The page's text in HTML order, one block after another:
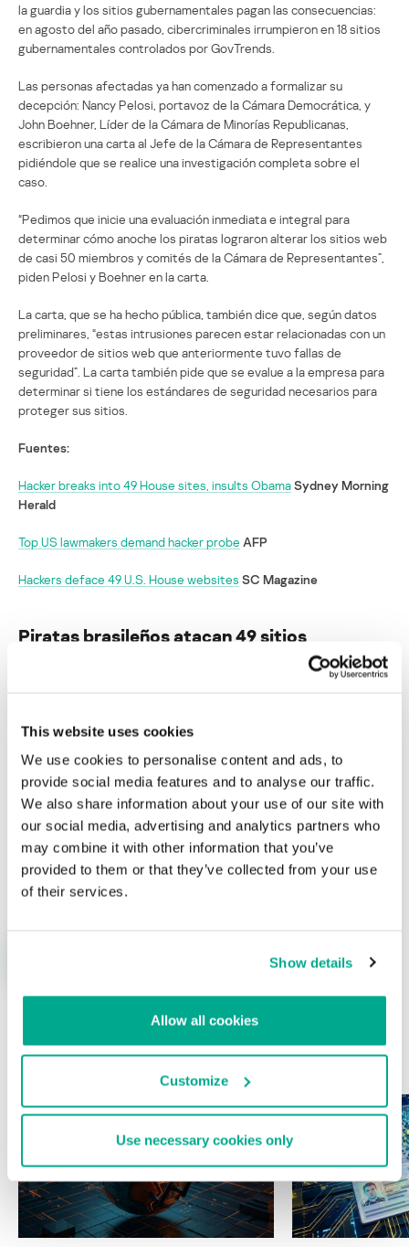
This website uses cookies
We use cookies to personalise content and ads, to
provide social media features and to analyse our traffic.
We also share information about your use of our site with
our social media, advertising and analytics partners who
may combine it with other information that you’ve
provided to them or that they’ve collected from your use
of their services.
Show details
Allow all cookies
Customize
Use necessary cookies only
la guardia y los sitios gubernamentales pagan las consecuencias:
en agosto del año pasado, cibercriminales irrumpieron en 18 sitios
gubernamentales controlados por GovTrends.
Las personas afectadas ya han comenzado a formalizar su
decepción: Nancy Pelosi, portavoz de la Cámara Democrática, y
John Boehner, Líder de la Cámara de Minorías Republicanas,
escribieron una carta al Jefe de la Cámara de Representantes
pidiéndole que se realice una investigación completa sobre el
caso.
“Pedimos que inicie una evaluación inmediata e integral para
determinar cómo anoche los piratas lograron alterar los sitios web
de casi 50 miembros y comités de la Cámara de Representantes”,
piden Pelosi y Boehner en la carta.
La carta, que se ha hecho pública, también dice que, según datos
preliminares, “estas intrusiones parecen estar relacionadas con un
proveedor de sitios web que anteriormente tuvo fallas de
seguridad”. La carta también pide que se evalue a la empresa para
determinar si tiene los estándares de seguridad necesarios para
proteger sus sitios.
Fuentes:
Hacker breaks into 49 House sites, insults ObamaSydney Morning
Herald
Top US lawmakers demand hacker probe AFP
Hackers deface 49 U.S. House websites SC Magazine
Piratas brasileños atacan 49 sitios
Nombre* Correo electrónico*
ÚLTIMAS PUBLICACIONES